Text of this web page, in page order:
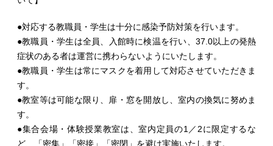
●対応する教職員・学生は十分に感染予防対策を行います。
●教職員・学生は全員、入館時に検温を行い、37.0以上の発熱
症状のある者は運営に携わらないようにいたします。
●教職員・学生は常にマスクを着用して対応させていただきま
す。
●教室等は可能な限り、扉・窓を開放し、室内の換気に努めま
す。
●集合会場・体験授業教室は、室内定員の1／2に限定するな
ど、「密集」「密接」「密閉」を避け実施いたします。